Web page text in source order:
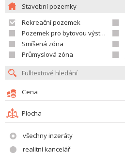
Stavební pozemky
Rekreační pozemek
Pozemek pro bytovou výstavbu
Smíšená zóna
Průmyslová zóna
Cena
Plocha
všechny inzeráty
realitní kancelář